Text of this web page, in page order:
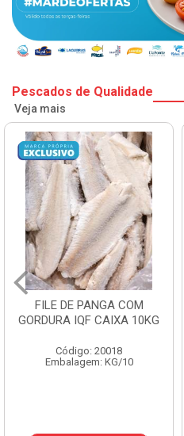
Pescados de Qualidade
Veja mais
FILE DE PANGA SEMI
APARADO PACOTE 1KG
Código: 20019
Embalagem: KG/10